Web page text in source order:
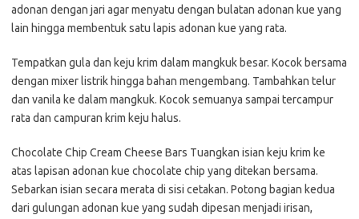
adonan dengan jari agar menyatu dengan bulatan adonan kue yang
lain hingga membentuk satu lapis adonan kue yang rata.
Tempatkan gula dan keju krim dalam mangkuk besar. Kocok bersama
dengan mixer listrik hingga bahan mengembang. Tambahkan telur
dan vanila ke dalam mangkuk. Kocok semuanya sampai tercampur
rata dan campuran krim keju halus.
Chocolate Chip Cream Cheese Bars Tuangkan isian keju krim ke
atas lapisan adonan kue chocolate chip yang ditekan bersama.
Sebarkan isian secara merata di sisi cetakan. Potong bagian kedua
dari gulungan adonan kue yang sudah dipesan menjadi irisan,